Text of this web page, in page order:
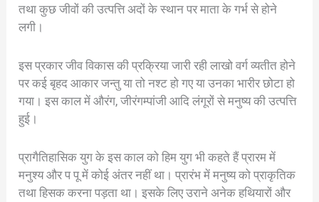
तथा कुछ जीवों की उत्पत्ति अदों के स्थान पर माता के गर्भ से होने
लगी।
इस प्रकार जीव विकास की प्रक्रिया जारी रही लाखो वर्ग व्यतीत होने
पर कई बृहद आकार जन्तु या तो नश्ट हो गए या उनका भारीर छोटा हो
गया। इस काल में औरंग, जीरंगम्पांजी आदि लंगूरों से मनुष्य की उत्पत्ति
हुई।
प्रागैतिहासिक युग के इस काल को हिम युग भी कहते हैं प्रारम में
मनुश्य और प पू में कोई अंतर नहीं था। प्रारंभ में मनुष्य को प्राकृतिक
तथा हिसक करना पड़ता था। इसके लिए उराने अनेक हथियारों और